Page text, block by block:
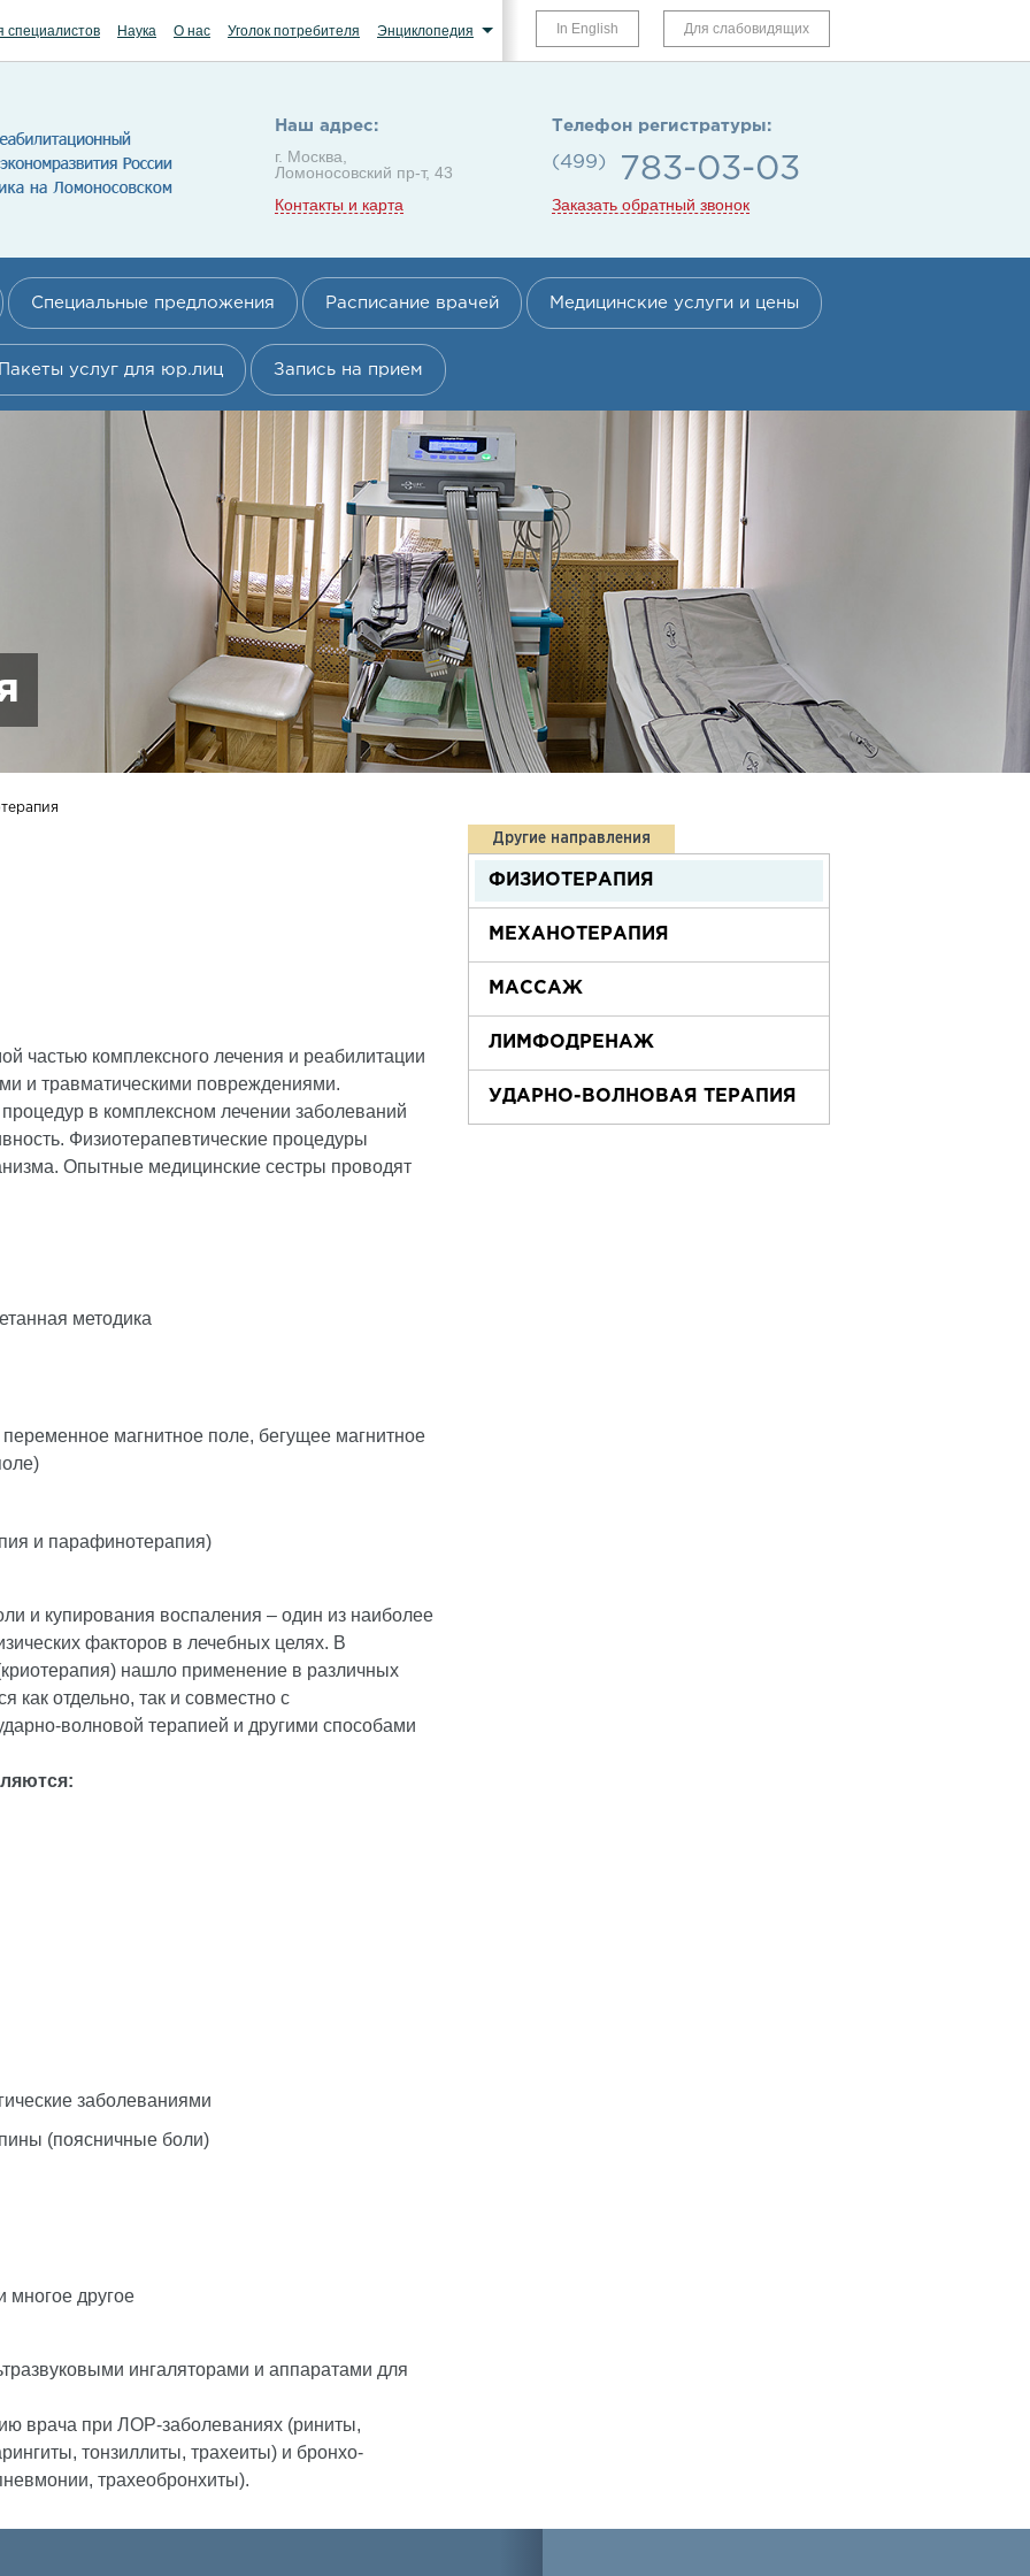
специалистов Наука О нас Уголок потребителя Энциклопедия In English Для слабовидящих
Наш адрес:
г. Москва,
Ломоносовский пр-т, 43
Контакты и карта
Телефон регистратуры:
(499) 783-03-03
Заказать обратный звонок
Специальные предложения Расписание врачей Медицинские услуги и цены
Пакеты услуг для юр.лиц Запись на прием
частью комплексного лечения и реабилитации
и травматическими повреждениями.
в комплексном лечении заболеваний
Физиотерапевтические процедуры
Опытные медицинские сестры проводят
методика
магнитное поле, бегущее магнитное
и парафинотерапия)
и купирования воспаления – один из наиболее
факторов в лечебных целях. В
нашло применение в различных
как отдельно, так и совместно с
волновой терапией и другими способами
заболеваниями
(поясничные боли)
многое другое
ингаляторами и аппаратами для
врача при ЛОР-заболеваниях (риниты,
тонзиллиты, трахеиты) и бронхо-
трахеобронхиты).
Другие направления
ФИЗИОТЕРАПИЯ
МЕХАНОТЕРАПИЯ
МАССАЖ
ЛИМФОДРЕНАЖ
УДАРНО-ВОЛНОВАЯ ТЕРАПИЯ